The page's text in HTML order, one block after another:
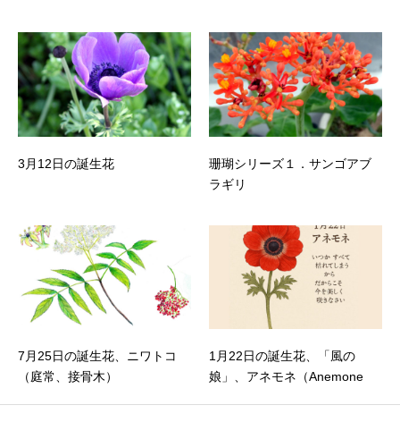
3月12日の誕生花
珊瑚シリーズ１．サンゴアブ
ラギリ
7月25日の誕生花、ニワトコ
（庭常、接骨木）
1月22日の誕生花、「風の
娘」、アネモネ（Anemone